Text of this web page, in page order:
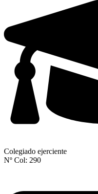
Colegiado ejerciente
Nº Col: 290